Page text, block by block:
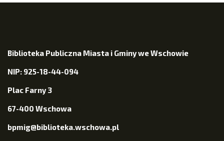
Biblioteka Publiczna Miasta i Gminy we Wschowie
NIP: 925-18-44-094
Plac Farny 3
67-400 Wschowa
bpmig@biblioteka.wschowa.pl